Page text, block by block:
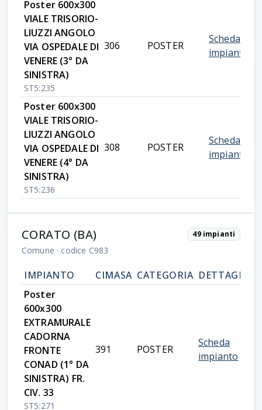
Poster 600x300
VIALE TRISORIO-
LIUZZI ANGOLO
VIA OSPEDALE DI
VENERE (3° DA
SINISTRA)
ST5:235
306 POSTER
Scheda
impianto
Poster 600x300
VIALE TRISORIO-
LIUZZI ANGOLO
VIA OSPEDALE DI
VENERE (4° DA
SINISTRA)
ST5:236
308 POSTER
Scheda
impianto
CORATO (BA)
Comune · codice C983
49 impianti
IMPIANTO CIMASA CATEGORIA DETTAGLIO
Poster
600x300
EXTRAMURALE
CADORNA
FRONTE
CONAD (1° DA
SINISTRA) FR.
CIV. 33
ST5:271
391 POSTER
Scheda
impianto